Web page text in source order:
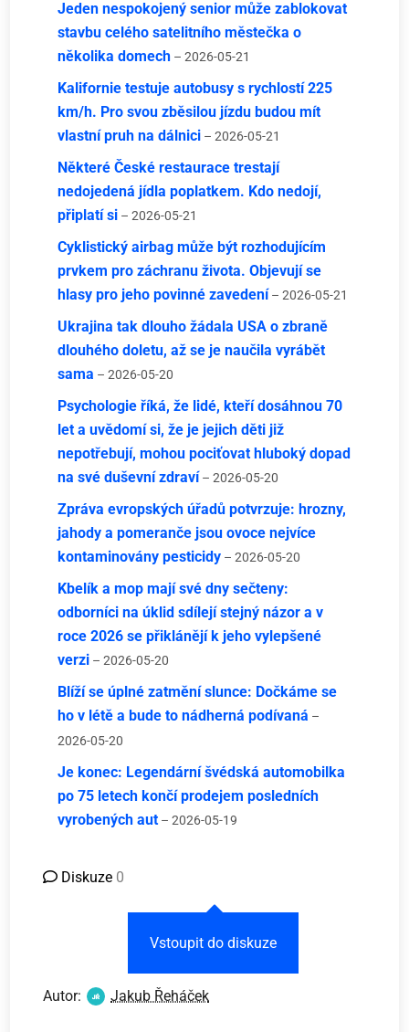
Jeden nespokojený senior může zablokovat
stavbu celého satelitního městečka o
několika domech – 2026-05-21
Kalifornie testuje autobusy s rychlostí 225
km/h. Pro svou zběsilou jízdu budou mít
vlastní pruh na dálnici – 2026-05-21
Některé České restaurace trestají
nedojedená jídla poplatkem. Kdo nedojí,
připlatí si – 2026-05-21
Cyklistický airbag může být rozhodujícím
prvkem pro záchranu života. Objevují se
hlasy pro jeho povinné zavedení – 2026-05-21
Ukrajina tak dlouho žádala USA o zbraně
dlouhého doletu, až se je naučila vyrábět
sama – 2026-05-20
Psychologie říká, že lidé, kteří dosáhnou 70
let a uvědomí si, že je jejich děti již
nepotřebují, mohou pociťovat hluboký dopad
na své duševní zdraví – 2026-05-20
Zpráva evropských úřadů potvrzuje: hrozny,
jahody a pomeranče jsou ovoce nejvíce
kontaminovány pesticidy – 2026-05-20
Kbelík a mop mají své dny sečteny:
odborníci na úklid sdílejí stejný názor a v
roce 2026 se přiklánějí k jeho vylepšené
verzi – 2026-05-20
Blíží se úplné zatmění slunce: Dočkáme se
ho v létě a bude to nádherná podívaná –
2026-05-20
Je konec: Legendární švédská automobilka
po 75 letech končí prodejem posledních
vyrobených aut – 2026-05-19
Diskuze 0
Vstoupit do diskuze
Autor: Jakub Řeháček